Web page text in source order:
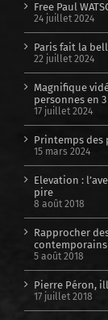
Free Paul
24 juillet 2024
Paris fait la
22 juillet 2024
Magnifique
personnes en
17 juillet 2024
Printemps des
15 mars 2024
Elevation :
pire
8 août 2018
Rapprocher
contemporains
5 août 2018
Pierre Péron,
17 juillet 2018